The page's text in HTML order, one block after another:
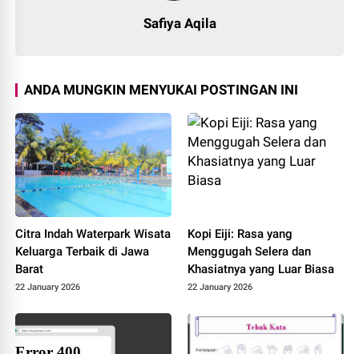
Safiya Aqila
ANDA MUNGKIN MENYUKAI POSTINGAN INI
Citra Indah Waterpark Wisata
Keluarga Terbaik di Jawa
Barat
22 January 2026
Kopi Eiji: Rasa yang
Menggugah Selera dan
Khasiatnya yang Luar Biasa
22 January 2026